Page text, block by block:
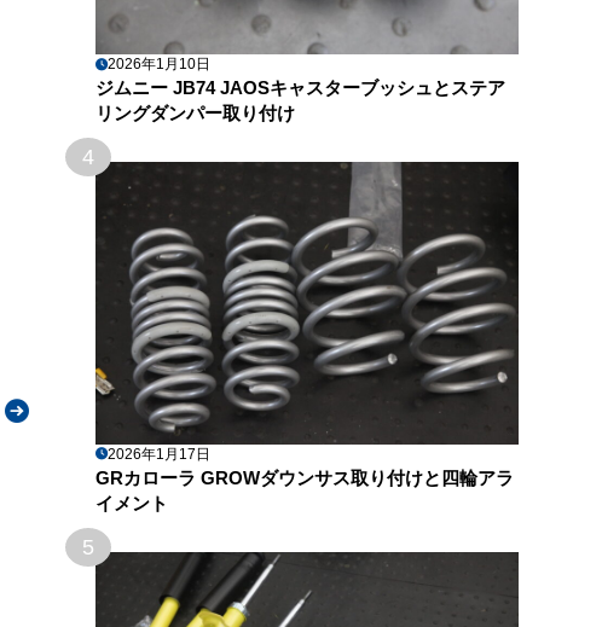
2026年1月10日
ジムニー JB74 JAOSキャスターブッシュとステア
リングダンパー取り付け
4
2026年1月17日
GRカローラ GROWダウンサス取り付けと四輪アラ
イメント
5